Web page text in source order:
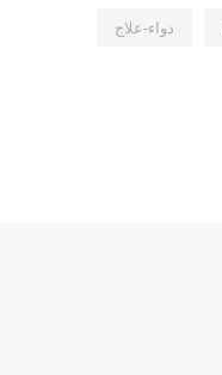
دواء-علاج